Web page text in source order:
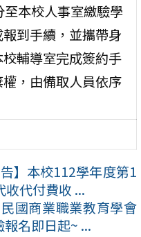
本校人事室繳驗學
到手續，並攜帶身
輔導室完成簽約手
，由備取人員依序
告】本校112學年度第1
代付費收 ...
國商業職業教育學會
名即日起~ ...